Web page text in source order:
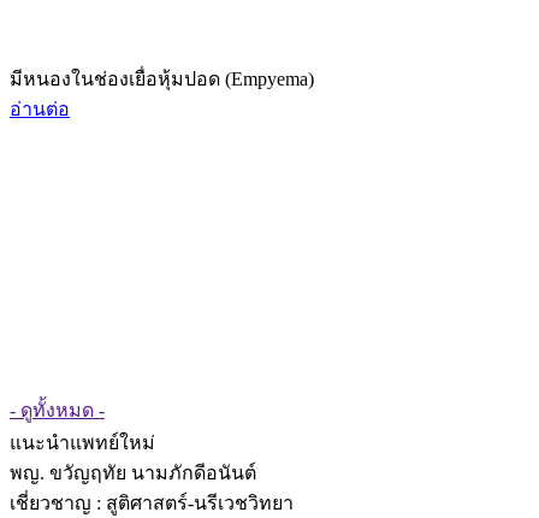
มีหนองในช่องเยื่อหุ้มปอด (Empyema)
อ่านต่อ
- ดูทั้งหมด -
แนะนำแพทย์ใหม่
พญ. ขวัญฤทัย นามภักดีอนันต์
เชี่ยวชาญ : สูติศาสตร์-นรีเวชวิทยา